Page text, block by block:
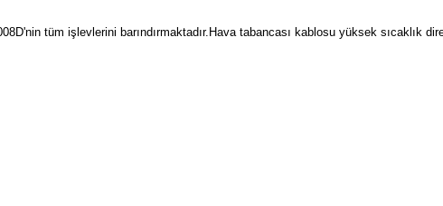
tüm işlevlerini barındırmaktadır.Hava tabancası kablosu yüksek sıcaklık